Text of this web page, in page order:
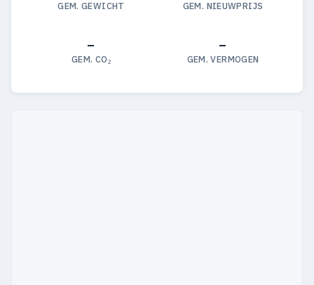
GEM. GEWICHT GEM. NIEUWPRIJS
—
GEM. CO₂
—
GEM. VERMOGEN